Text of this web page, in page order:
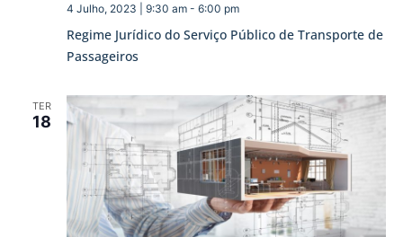
Regime Jurídico do Serviço Público de Transporte de
Passageiros
4 Julho, 2023 | 9:30 am- 6:00 pm
TER
18